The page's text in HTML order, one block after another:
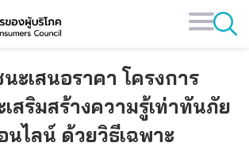
ะเสนอราคา โครงการ
สริมสร้างความรู้เท่าทันภัย
ไลน์ ด้วยวิธีเฉพาะ